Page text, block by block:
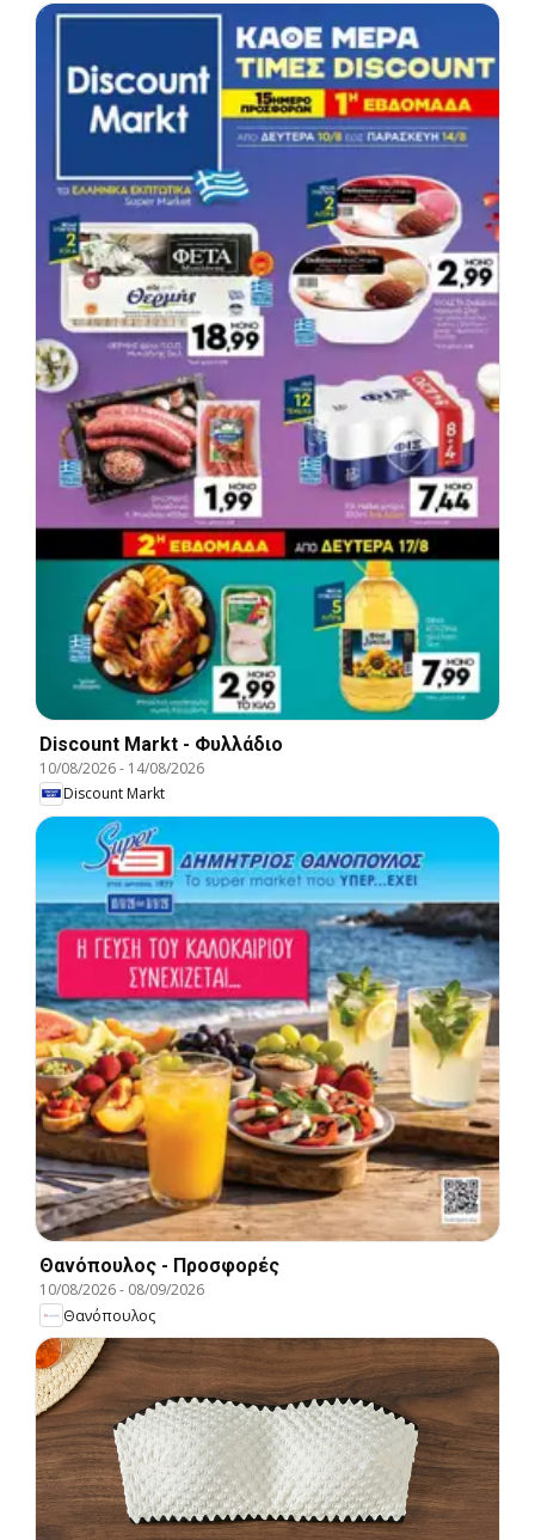
Discount Markt - Φυλλάδιο
10/08/2026- 14/08/2026
Discount Markt
Θανόπουλος - Προσφορές
10/08/2026- 08/09/2026
Θανόπουλος